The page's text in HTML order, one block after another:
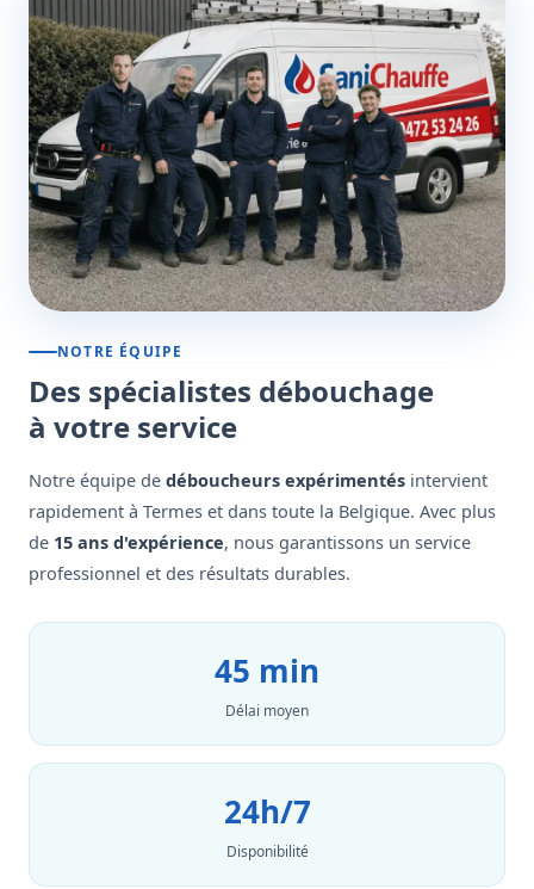
NOTRE ÉQUIPE
Des spécialistes débouchage
à votre service
Notre équipe de déboucheurs expérimentés intervient
rapidement à Termes et dans toute la Belgique. Avec plus
de 15 ans d'expérience, nous garantissons un service
professionnel et des résultats durables.
45 min
Délai moyen
24h/7
Disponibilité